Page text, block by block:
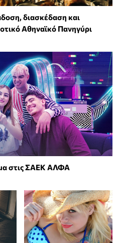
διασκέδαση και
Αθηναϊκό Πανηγύρι
στις ΣΑΕΚ ΑΛΦΑ